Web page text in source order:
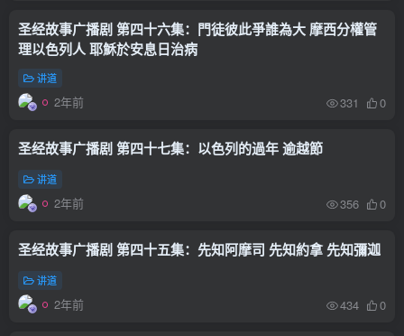
圣经故事广播剧 第四十六集：門徒彼此爭誰為大 摩西分權管
理以色列人 耶穌於安息日治病
讲道
2年前 331 0
圣经故事广播剧 第四十七集：以色列的過年 逾越節
讲道
2年前 356 0
圣经故事广播剧 第四十五集：先知阿摩司 先知約拿 先知彌迦
讲道
2年前 434 0